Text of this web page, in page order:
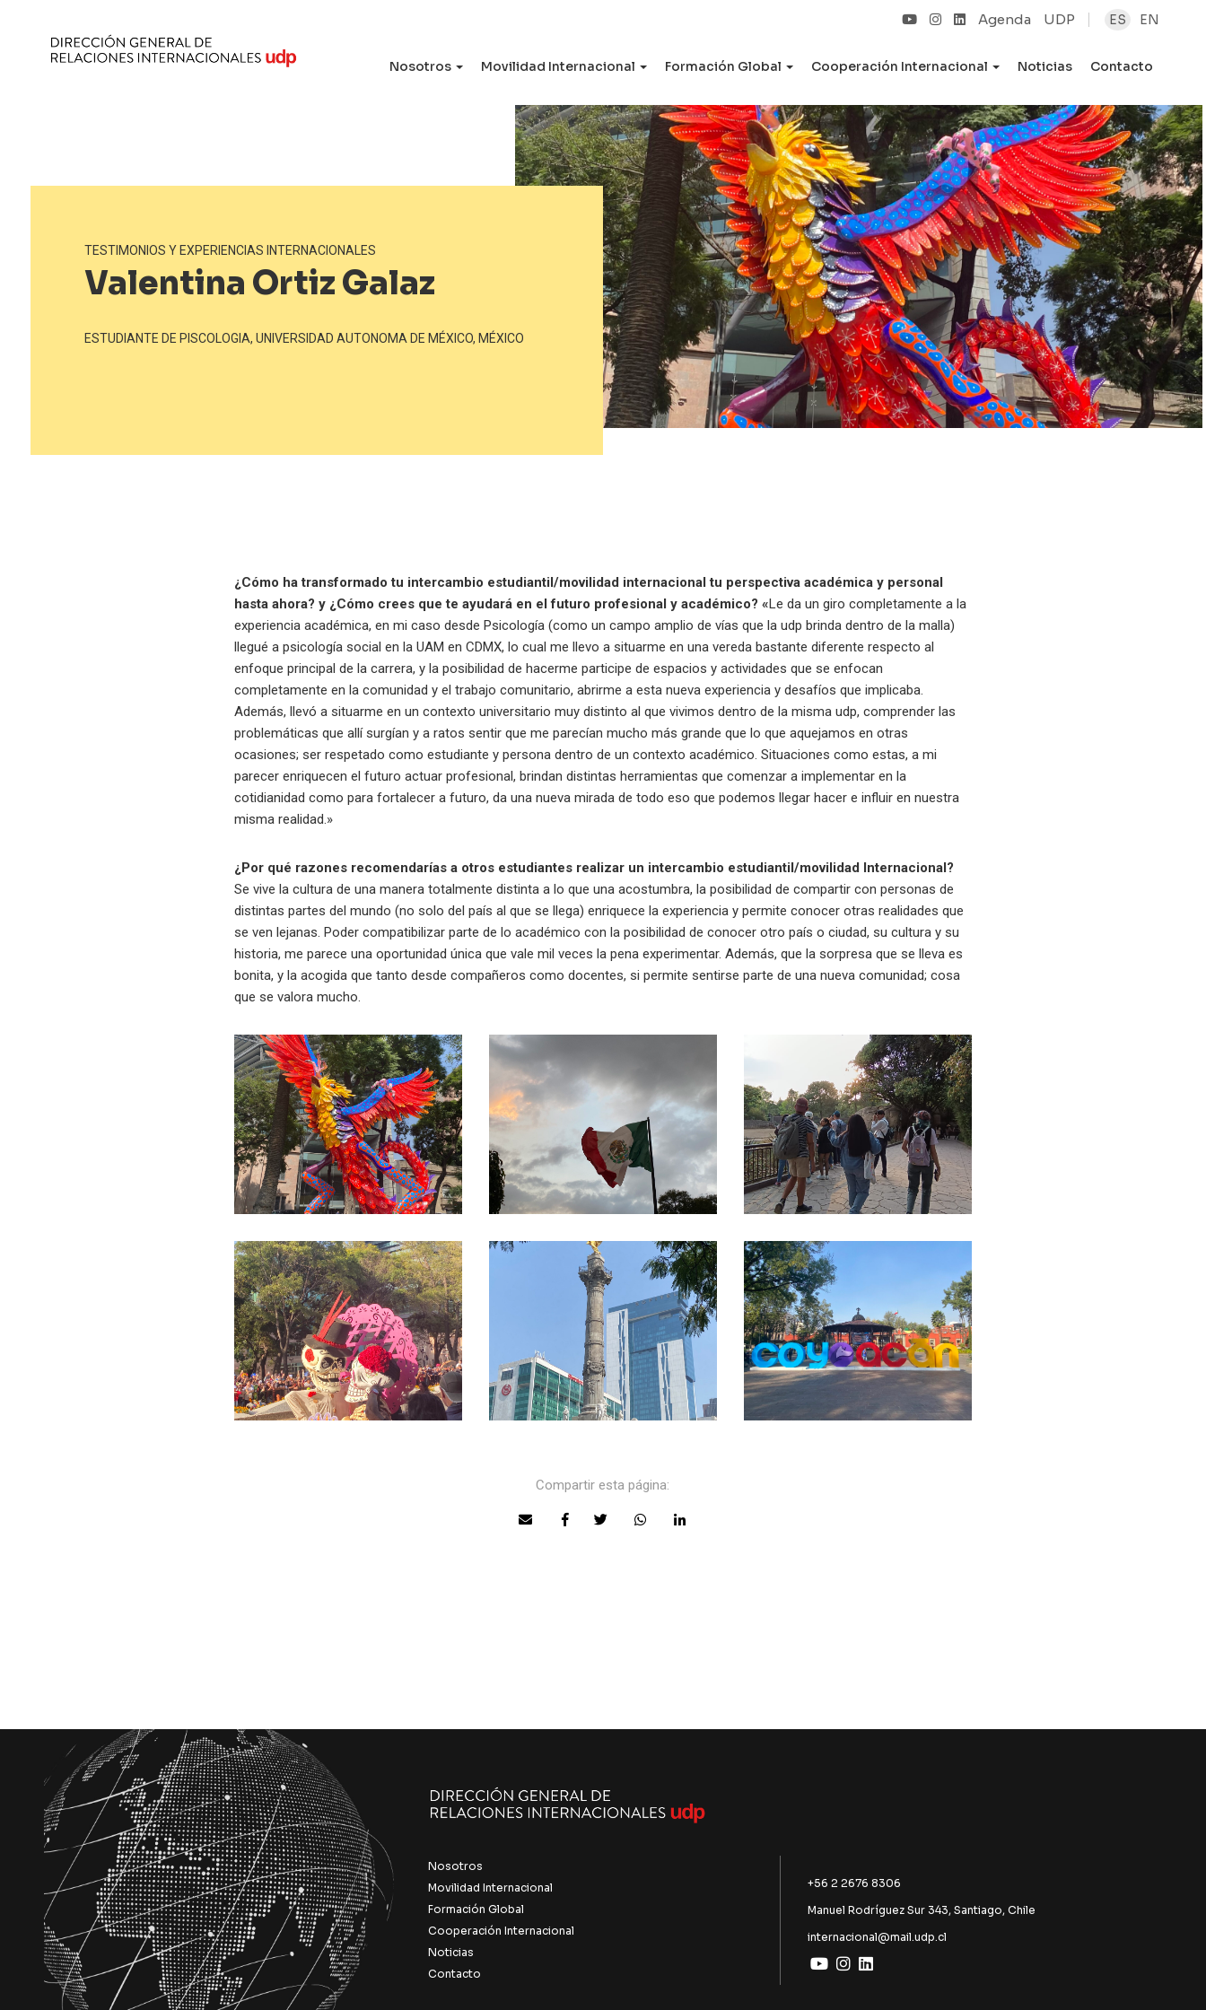
Agenda UDP ES EN
Nosotros Movilidad Internacional Formación Global Cooperación Internacional Noticias Contacto
TESTIMONIOS Y EXPERIENCIAS INTERNACIONALES
Valentina Ortiz Galaz
ESTUDIANTE DE PISCOLOGIA, UNIVERSIDAD AUTONOMA DE MÉXICO, MÉXICO
¿Cómo ha transformado tu intercambio estudiantil/movilidad internacional tu perspectiva académica y personal
hasta ahora? y ¿Cómo crees que te ayudará en el futuro profesional y académico? «Le da un giro completamente a la
experiencia académica, en mi caso desde Psicología (como un campo amplio de vías que la udp brinda dentro de la malla)
llegué a psicología social en la UAM en CDMX, lo cual me llevo a situarme en una vereda bastante diferente respecto al
enfoque principal de la carrera, y la posibilidad de hacerme participe de espacios y actividades que se enfocan
completamente en la comunidad y el trabajo comunitario, abrirme a esta nueva experiencia y desafíos que implicaba.
Además, llevó a situarme en un contexto universitario muy distinto al que vivimos dentro de la misma udp, comprender las
problemáticas que allí surgían y a ratos sentir que me parecían mucho más grande que lo que aquejamos en otras
ocasiones; ser respetado como estudiante y persona dentro de un contexto académico. Situaciones como estas, a mi
parecer enriquecen el futuro actuar profesional, brindan distintas herramientas que comenzar a implementar en la
cotidianidad como para fortalecer a futuro, da una nueva mirada de todo eso que podemos llegar hacer e influir en nuestra
misma realidad.»
¿Por qué razones recomendarías a otros estudiantes realizar un intercambio estudiantil/movilidad Internacional?
Se vive la cultura de una manera totalmente distinta a lo que una acostumbra, la posibilidad de compartir con personas de
distintas partes del mundo (no solo del país al que se llega) enriquece la experiencia y permite conocer otras realidades que
se ven lejanas. Poder compatibilizar parte de lo académico con la posibilidad de conocer otro país o ciudad, su cultura y su
historia, me parece una oportunidad única que vale mil veces la pena experimentar. Además, que la sorpresa que se lleva es
bonita, y la acogida que tanto desde compañeros como docentes, si permite sentirse parte de una nueva comunidad; cosa
que se valora mucho.
Compartir esta página:
Nosotros
Movilidad Internacional
Formación Global
Cooperación Internacional
Noticias
Contacto
+56 2 2676 8306
Manuel Rodríguez Sur 343, Santiago, Chile
internacional@mail.udp.cl